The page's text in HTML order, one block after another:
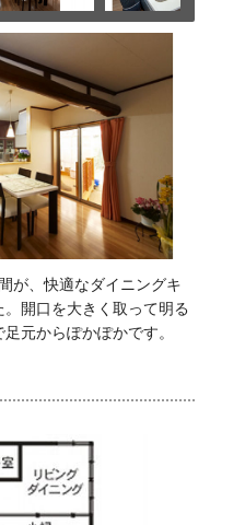
が、快適なダイニングキ
開口を大きく取って明る
元からぽかぽかです。